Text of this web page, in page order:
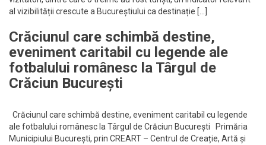
al vizibilității crescute a Bucureștiului ca destinație […]
Crăciunul care schimbă destine,
eveniment caritabil cu legende ale
fotbalului românesc la Târgul de
Crăciun București
Crăciunul care schimbă destine, eveniment caritabil cu legende
ale fotbalului românesc la Târgul de Crăciun București Primăria
Municipiului București, prin CREART – Centrul de Creație, Artă și